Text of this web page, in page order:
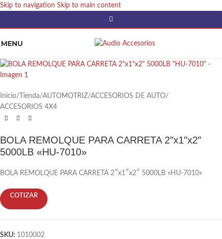
Skip to navigation Skip to main content
MENU
Inicio/ Tienda/AUTOMOTRIZ/ACCESORIOS DE AUTO/
ACCESORIOS 4X4
BOLA REMOLQUE PARA CARRETA 2″x1″x2″
5000LB «HU-7010»
BOLA REMOLQUE PARA CARRETA 2″x1″x2″ 5000LB «HU-7010»
COTIZAR
SKU: 1010002